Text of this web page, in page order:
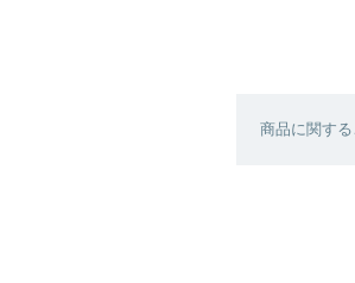
商品に関す